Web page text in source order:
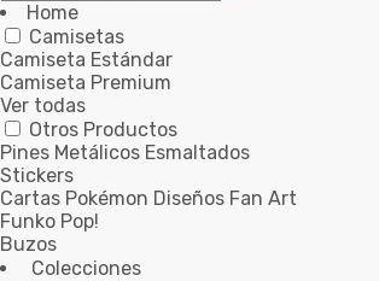
Home
Camisetas
Camiseta Estándar
Camiseta Premium
Ver todas
Otros Productos
Pines Metálicos Esmaltados
Stickers
Cartas Pokémon Diseños Fan Art
Funko Pop!
Buzos
Colecciones